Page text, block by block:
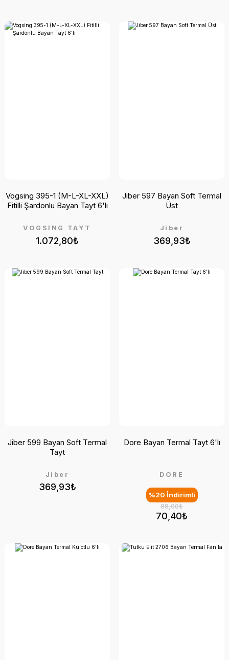
1.072,80₺
VOGSİNG TAYT
Vogsing 395-1 (M-L-XL-XXL)
Fitilli Şardonlu Bayan Tayt 6'lı
369,93₺
Jiber
Jiber 597 Bayan Soft Termal
Üst
369,93₺
Jiber
Jiber 599 Bayan Soft Termal
Tayt
70,40₺
88,00₺
%20 İndirimli
DORE
Dore Bayan Termal Tayt 6'lı